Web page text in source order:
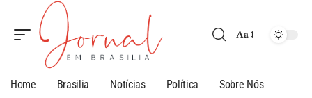
Aa
Home Brasilia Notícias Política Sobre Nós